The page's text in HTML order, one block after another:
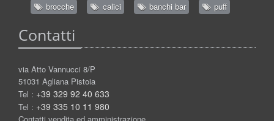
brocche
calici banchi bar puff
Contatti
via Atto Vannucci 8/P
51031 Agliana Pistoia
Tel : +39 329 92 40 633
Tel : +39 335 10 11 980